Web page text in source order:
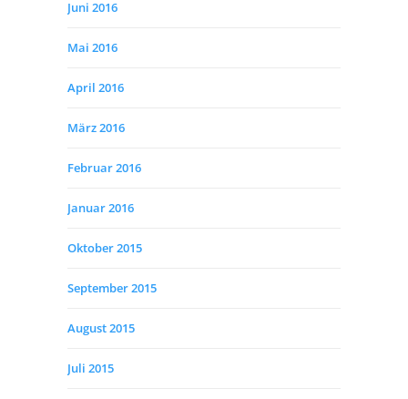
Juni 2016
Mai 2016
April 2016
März 2016
Februar 2016
Januar 2016
Oktober 2015
September 2015
August 2015
Juli 2015